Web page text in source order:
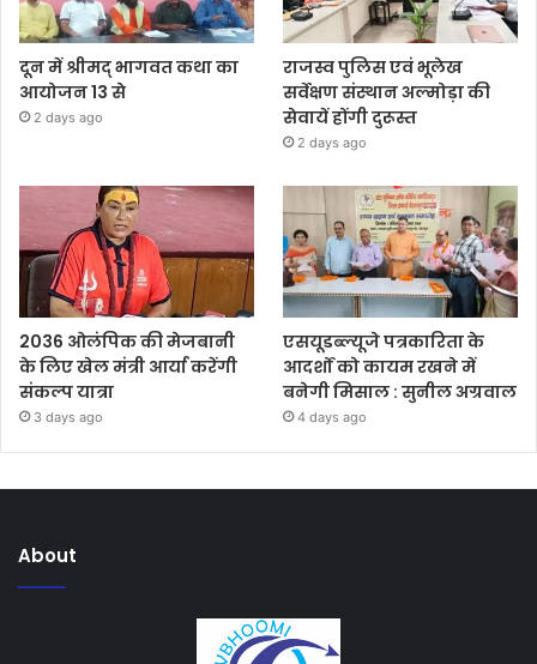
दून में श्रीमद् भागवत कथा का
आयोजन 13 से
2 days ago
राजस्व पुलिस एवं भूलेख
सर्वेक्षण संस्थान अल्मोड़ा की
सेवायें होंगी दुरूस्त
2 days ago
2036 ओलंपिक की मेजबानी
के लिए खेल मंत्री आर्या करेंगी
संकल्प यात्रा
3 days ago
एसयूडब्ल्यूजे पत्रकारिता के
आदर्शों को कायम रखने में
बनेगी मिसाल : सुनील अग्रवाल
4 days ago
About